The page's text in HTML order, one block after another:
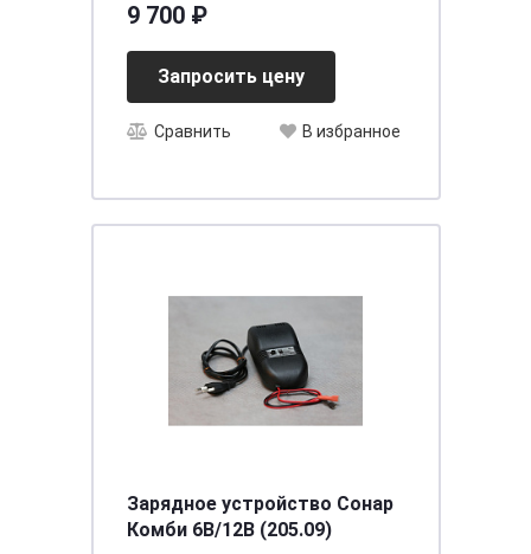
9 700 ₽
Запросить цену
Сравнить В избранное
Зарядное устройство Сонар
Комби 6В/12В (205.09)